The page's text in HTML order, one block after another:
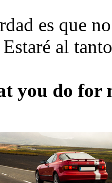
es que
al
you do for